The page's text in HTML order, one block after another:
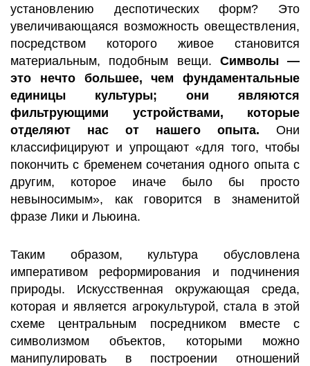
установлению деспотических форм? Это
увеличивающаяся возможность овеществления,
посредством которого живое становится
материальным, подобным вещи. Символы —
это нечто большее, чем фундаментальные
единицы культуры; они являются
фильтрующими устройствами, которые
отделяют нас от нашего опыта. Они
классифицируют и упрощают «для того, чтобы
покончить с бременем сочетания одного опыта с
другим, которое иначе было бы просто
невыносимым», как говорится в знаменитой
фразе Лики и Льюина.
Таким образом, культура обусловлена
императивом реформирования и подчинения
природы. Искусственная окружающая среда,
которая и является агрокультурой, стала в этой
схеме центральным посредником вместе с
символизмом объектов, которыми можно
манипулировать в построении отношений